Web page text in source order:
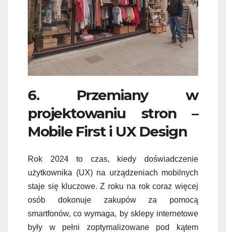
6. Przemiany w
projektowaniu stron –
Mobile First i UX Design
Rok 2024 to czas, kiedy doświadczenie
użytkownika (UX) na urządzeniach mobilnych
staje się kluczowe. Z roku na rok coraz więcej
osób dokonuje zakupów za pomocą
smartfonów, co wymaga, by sklepy internetowe
były w pełni zoptymalizowane pod kątem